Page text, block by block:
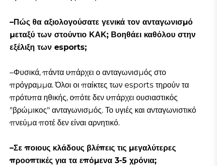
–Πώς θα αξιολογούσατε γενικά τον ανταγωνισμό
μεταξύ των στούντιο ΚΑΚ; Βοηθάει καθόλου στην
εξέλιξη των esports;
–Φυσικά, πάντα υπάρχει ο ανταγωνισμός στο
πρόγραμμα. Όλοι οι παίκτες των esports τηρούν τα
πρότυπα ηθικής, οπότε δεν υπάρχει ουσιαστικός
"βρώμικος" ανταγωνισμός. Το υγιές και ανταγωνιστικό
πνεύμα ποτέ δεν είναι αρνητικό.
–Σε ποιους κλάδους βλέπεις τις μεγαλύτερες
προοπτικές για τα επόμενα 3-5 χρόνια;